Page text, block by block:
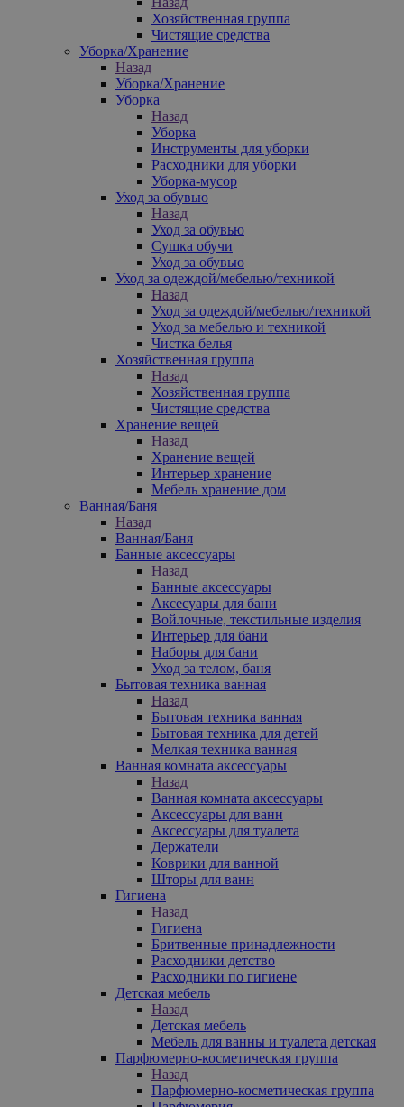
Хозяйственная группа
Чистящие средства
Уборка/Хранение
Назад
Уборка/Хранение
Уборка
Назад
Уборка
Инструменты для уборки
Расходники для уборки
Уборка-мусор
Уход за обувью
Назад
Уход за обувью
Сушка обучи
Уход за обувью
Уход за одеждой/мебелью/техникой
Назад
Уход за одеждой/мебелью/техникой
Уход за мебелью и техникой
Чистка белья
Хозяйственная группа
Назад
Хозяйственная группа
Чистящие средства
Хранение вещей
Назад
Хранение вещей
Интерьер хранение
Мебель хранение дом
Ванная/Баня
Назад
Ванная/Баня
Банные аксессуары
Назад
Банные аксессуары
Аксесуары для бани
Войлочные, текстильные изделия
Интерьер для бани
Наборы для бани
Уход за телом, баня
Бытовая техника ванная
Назад
Бытовая техника ванная
Бытовая техника для детей
Мелкая техника ванная
Ванная комната аксессуары
Назад
Ванная комната аксессуары
Аксессуары для ванн
Аксессуары для туалета
Держатели
Коврики для ванной
Шторы для ванн
Гигиена
Назад
Гигиена
Бритвенные принадлежности
Расходники детство
Расходники по гигиене
Детская мебель
Назад
Детская мебель
Мебель для ванны и туалета детская
Парфюмерно-косметическая группа
Назад
Парфюмерно-косметическая группа